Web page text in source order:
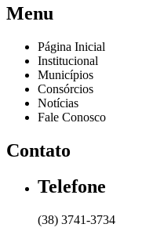
Menu
Página Inicial
Institucional
Municípios
Consórcios
Notícias
Fale Conosco
Contato
Telefone
(38) 3741-3734